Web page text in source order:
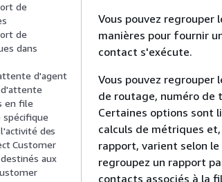
de
de
dans
d'agent
d'attente
en file
des
Customer
aux
Vous pouvez
manières pour fournir
contact s'exécute.
Vous pouvez regrouper
de routage, numéro de
Certaines options sont
calculs de métriques
rapport, varient selon
regroupez un rapport
contacts associés à la